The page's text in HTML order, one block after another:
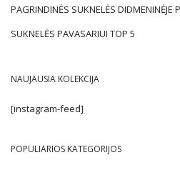
PAGRINDINĖS SUKNELĖS DIDMENINĖJE
SUKNELĖS PAVASARIUI TOP 5
NAUJAUSIA KOLEKCIJA
[instagram-feed]
POPULIARIOS KATEGORIJOS